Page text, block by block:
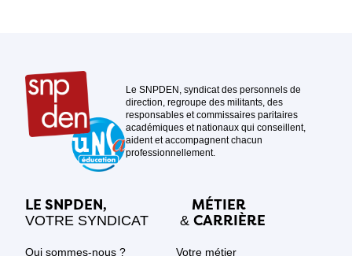
Le SNPDEN, syndicat des personnels de
direction, regroupe des militants, des
responsables et commissaires paritaires
académiques et nationaux qui conseillent,
aident et accompagnent chacun
professionnellement.
LE SNPDEN,
VOTRE SYNDICAT
Qui sommes-nous ?
MÉTIER
& CARRIÈRE
Votre métier